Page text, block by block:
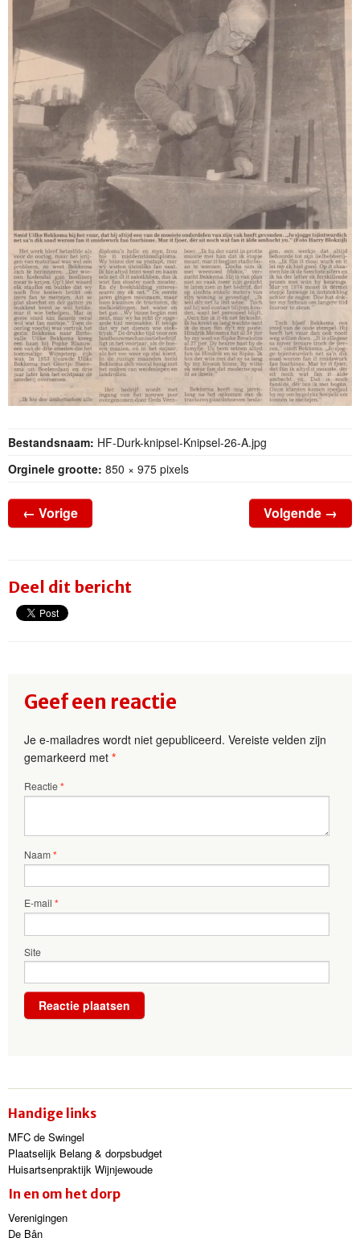
Bestandsnaam: HF-Durk-knipsel-Knipsel-26-A.jpg
Orginele grootte: 850 × 975 pixels
← Vorige Volgende →
Deel dit bericht
Geef een reactie
Je e-mailadres wordt niet gepubliceerd. Vereiste velden zijn
gemarkeerd met *
Reactie*
Naam*
E-mail *
Site
Handige links
MFC de Swingel
Plaatselijk Belang & dorpsbudget
Huisartsenpraktijk Wijnjewoude
In en om het dorp
Verenigingen
De Bân